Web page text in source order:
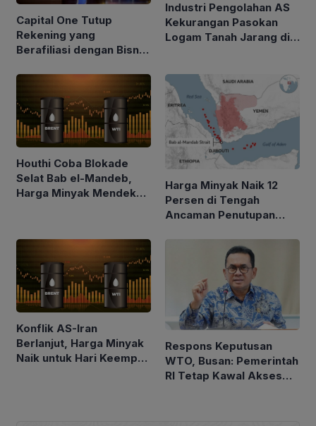
Capital One Tutup
Rekening yang
Berafiliasi dengan Bisnis
Industri Pengolahan AS
Kekurangan Pasokan
Logam Tanah Jarang di
Houthi Coba Blokade
Selat Bab el-Mandeb,
Harga Minyak Mendekati
Harga Minyak Naik 12
Persen di Tengah
Ancaman Penutupan
Konflik AS-Iran
Berlanjut, Harga Minyak
Naik untuk Hari Keempat
Respons Keputusan
WTO, Busan: Pemerintah
RI Tetap Kawal Akses